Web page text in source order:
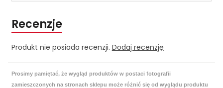
Recenzje
Produkt nie posiada recenzji. Dodaj recenzję
Prosimy pamiętać, że wygląd produktów w postaci fotografii
zamieszczonych na stronach sklepu może różnić się od wyglądu produktu